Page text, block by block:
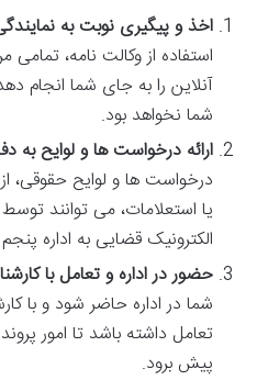
اخذ و پیگیری نوبت به
استفاده از وکالت نامه،
آنلاین را به جای شما
شما نخواهد بود.
ارائه درخواست ها و لوایح به
درخواست ها و لوایح حقوقی،
یا استعلامات، می توانند
الکترونیک قضایی به اداره
حضور در اداره و تعامل با
شما در اداره حاضر شود و با
تعامل داشته باشد تا امور
پیش برود.